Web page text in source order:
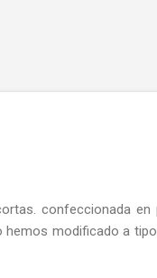
confeccionada en
modificado a tipo